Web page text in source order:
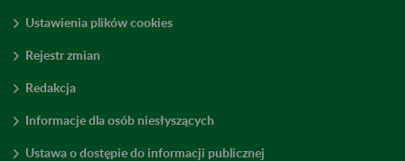
Ustawienia plików cookies
Rejestr zmian
Redakcja
Informacje dla osób niesłyszących
Ustawa o dostępie do informacji publicznej